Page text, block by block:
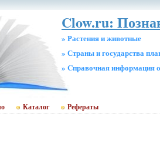
Clow.ru:
» Растения и животные
» Страны и государства
» Cправочная информация
Каталог Рефераты